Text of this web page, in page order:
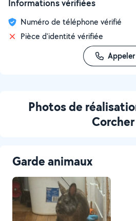
Informations vérifiées
Numéro de téléphone vérifié
Pièce d'identité vérifiée
Appeler
Photos de
Corcher
Garde animaux